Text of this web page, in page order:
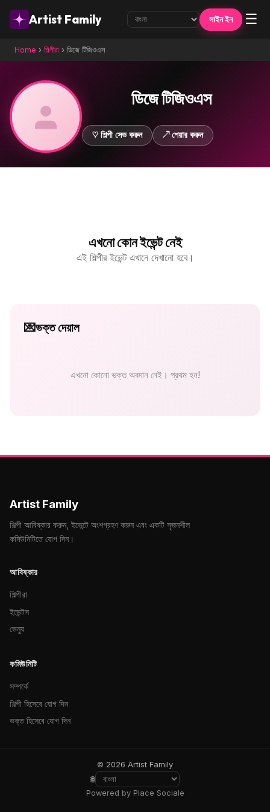
Artist Family সাইন ইন ☰
Home › শিল্পীরা › ডিজে টিজিওএস
ডিজে টিজিওএস
♡ শিল্পী সেভ করুন ↗ শেয়ার করুন
এখনো কোন ইভেন্ট নেই
এই শিল্পীর ইভেন্ট এখানে দেখানো হবে।
💌ভক্ত দেয়াল
এখনো কোনো ভক্ত অবদান নেই। প্রথম হন!
Artist Family
শিল্পী আবিষ্কার করুন, ইভেন্টে অংশগ্রহণ করুন এবং একটি সৃজনশীল
কমিউনিটিতে যোগ দিন।
আবিষ্কার
শিল্পীরা
ইভেন্টস
ভেন্যু
কমিউনিটি
সম্পর্কে
শিল্পী হিসেবে যোগ দিন
ভক্ত হিসেবে যোগ দিন
© 2026 Artist Family
🌐
Powered by Place Sociale